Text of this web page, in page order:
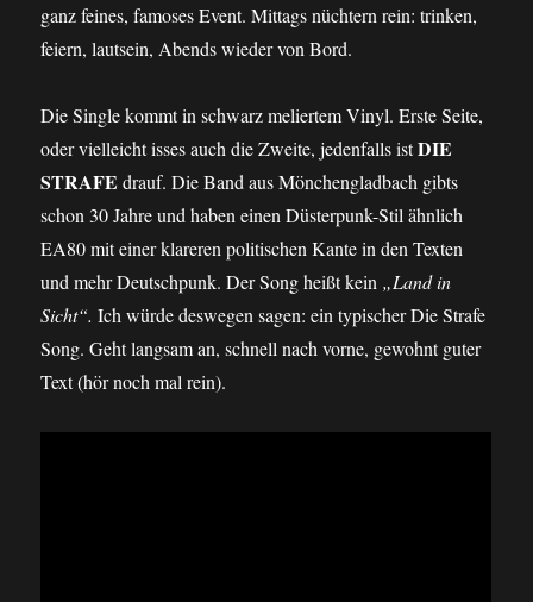
ganz feines, famoses Event. Mittags nüchtern rein: trinken,
feiern, lautsein, Abends wieder von Bord.
Die Single kommt in schwarz meliertem Vinyl. Erste Seite,
oder vielleicht isses auch die Zweite, jedenfalls istDIE
STRAFE drauf. Die Band aus Mönchengladbach gibts
schon 30 Jahre und haben einen Düsterpunk-Stil ähnlich
EA80 mit einer klareren politischen Kante in den Texten
und mehr Deutschpunk. Der Song heißt kein „Land in
Sicht“. Ich würde deswegen sagen: ein typischer Die Strafe
Song. Geht langsam an, schnell nach vorne, gewohnt guter
Text (hör noch mal rein).